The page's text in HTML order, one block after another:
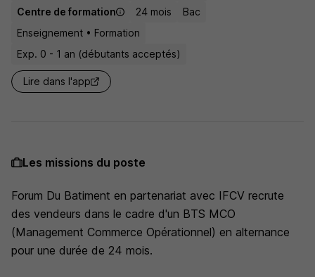
Centre de formation
24 mois
Bac
Enseignement • Formation
Exp. 0 - 1 an (débutants acceptés)
Lire dans l'app
Les missions du poste
Forum Du Batiment en partenariat avec IFCV recrute
des vendeurs dans le cadre d'un BTS MCO
(Management Commerce Opérationnel) en alternance
pour une durée de 24 mois.